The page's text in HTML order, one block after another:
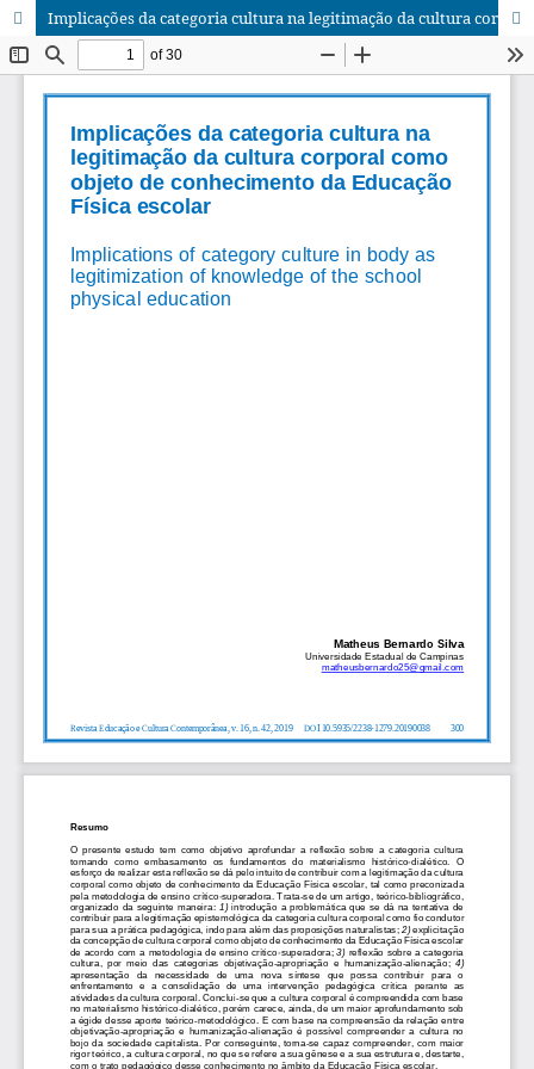
Implicações da categoria cultura na legitimação da cultura corporal como objeto de conhecimento da educação fí­sica